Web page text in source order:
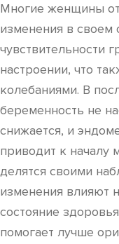
Многие женщины
изменения в своем
чувствительности
настроении, что
колебаниями. В
беременность не
снижается, и
приводит к началу
делятся своими
изменения влияют
состояние
помогает лучше